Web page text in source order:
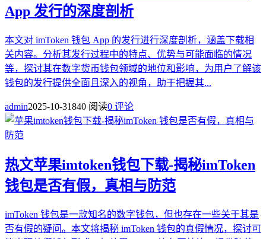
App 发行的深度剖析
本文对 imToken 钱包 App 的发行进行深度剖析，涵盖下载相
关内容。分析其发行过程中的特点、优势与可能面临的情况
等，探讨其在数字货币钱包领域的地位和影响，为用户了解该
钱包的发行提供全面且深入的视角，助于把握其...
admin2025-10-31840 阅读0 评论
热文苹果imtoken钱包下载-揭秘imToken
钱包是否有假，真相与防范
imToken 钱包是一款知名的数字钱包，但也存在一些关于其是
否有假的疑问。本文将揭秘 imToken 钱包的真假情况，探讨可